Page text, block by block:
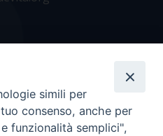
simili per
consenso, anche per
funzionalità semplici",